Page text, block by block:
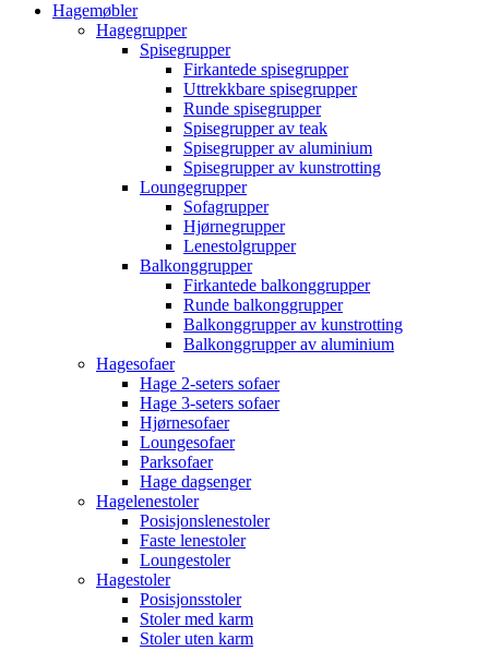
Hagemøbler
Hagegrupper
Spisegrupper
Firkantede spisegrupper
Uttrekkbare spisegrupper
Runde spisegrupper
Spisegrupper av teak
Spisegrupper av aluminium
Spisegrupper av kunstrotting
Loungegrupper
Sofagrupper
Hjørnegrupper
Lenestolgrupper
Balkonggrupper
Firkantede balkonggrupper
Runde balkonggrupper
Balkonggrupper av kunstrotting
Balkonggrupper av aluminium
Hagesofaer
Hage 2-seters sofaer
Hage 3-seters sofaer
Hjørnesofaer
Loungesofaer
Parksofaer
Hage dagsenger
Hagelenestoler
Posisjonslenestoler
Faste lenestoler
Loungestoler
Hagestoler
Posisjonsstoler
Stoler med karm
Stoler uten karm